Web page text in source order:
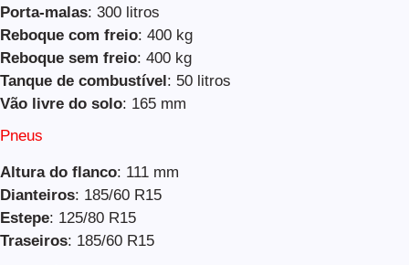
Porta-malas: 300 litros
Reboque com freio: 400 kg
Reboque sem freio: 400 kg
Tanque de combustível : 50 litros
Vão livre do solo: 165 mm
Pneus
Altura do flanco: 111 mm
Dianteiros: 185/60 R15
Estepe: 125/80 R15
Traseiros: 185/60 R15